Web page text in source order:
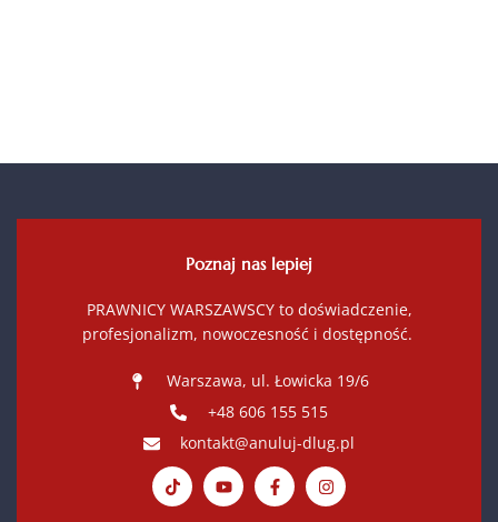
Poznaj nas lepiej
PRAWNICY WARSZAWSCY to doświadczenie,
profesjonalizm, nowoczesność i dostępność.
Warszawa, ul. Łowicka 19/6
+48 606 155 515
kontakt@anuluj-dlug.pl